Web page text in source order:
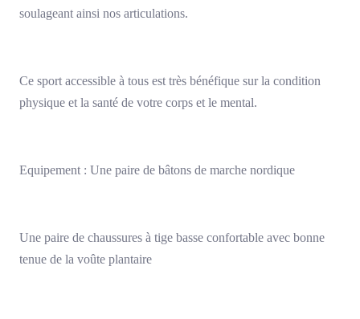
soulageant ainsi nos articulations.
Ce sport accessible à tous est très bénéfique sur la condition
physique et la santé de votre corps et le mental.
Equipement : Une paire de bâtons de marche nordique
Une paire de chaussures à tige basse confortable avec bonne
tenue de la voûte plantaire